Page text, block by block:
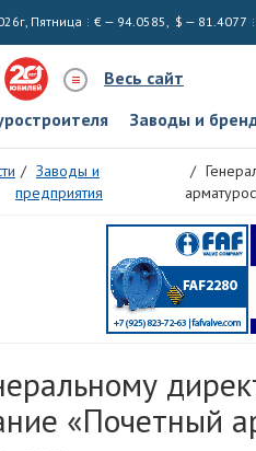
Пятница € — 94.0585, $ — 81.4077
Весь сайт
Заводы и
Заводы и
предприятия
«Почетный